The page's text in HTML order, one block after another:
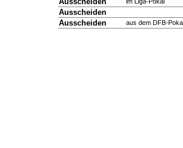
Ausscheiden
Ausscheiden
aus dem DFB-